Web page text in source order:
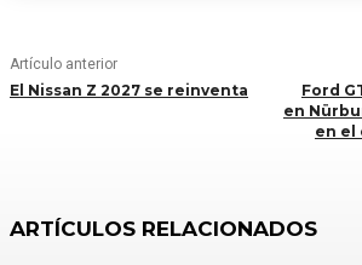
Artículo anterior
El Nissan Z 2027 se reinventa
Ford
en
en el
ARTÍCULOS RELACIONADOS